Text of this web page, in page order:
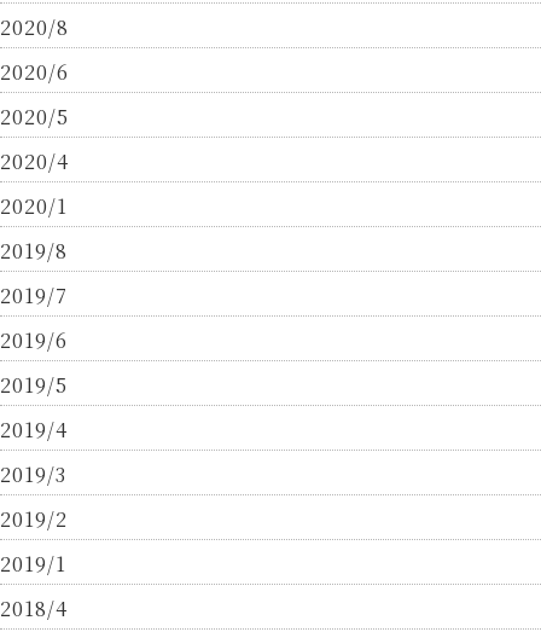
2020/8
2020/6
2020/5
2020/4
2020/1
2019/8
2019/7
2019/6
2019/5
2019/4
2019/3
2019/2
2019/1
2018/4